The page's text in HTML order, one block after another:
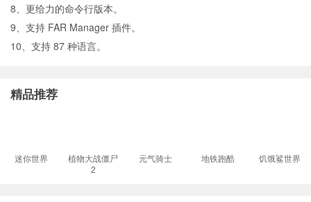
8、更给力的命令行版本。
9、支持 FAR Manager 插件。
10、支持 87 种语言。
精品推荐
迷你世界
植物大战僵尸
2
元气骑士 地铁跑酷 饥饿鲨世界